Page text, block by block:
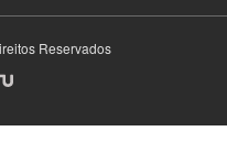
Reservados